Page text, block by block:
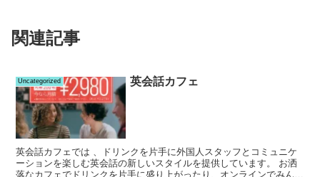
関連記事
Uncategorized 英会話カフェ
英会話カフェでは 、ドリンクを片手に外国人スタッフとコミュニケ
ーションを楽しむ英会話の新しいスタイルを提供しています。 お洒
落なカフェでドリンクを片手に盛り上がったり、オンラインでみんな